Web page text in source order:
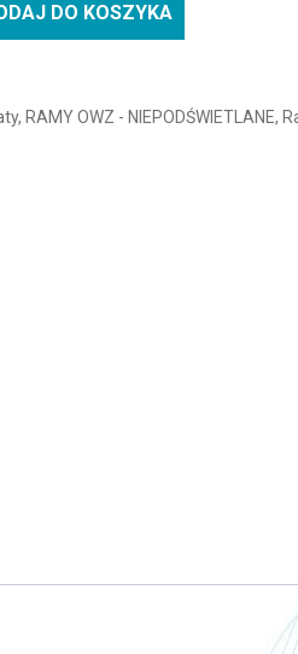
wodoodporna Compaso A4
DO KOSZYKA
, RAMY OWZ - NIEPODŚWIETLANE,